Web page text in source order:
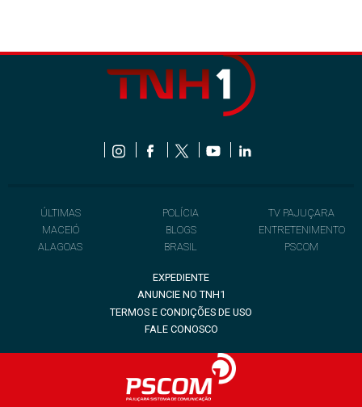
ÚLTIMAS
MACEIÓ
ALAGOAS
POLÍCIA
BLOGS
BRASIL
TV PAJUÇARA
ENTRETENIMENTO
PSCOM
EXPEDIENTE
ANUNCIE NO TNH1
TERMOS E CONDIÇÕES DE USO
FALE CONOSCO